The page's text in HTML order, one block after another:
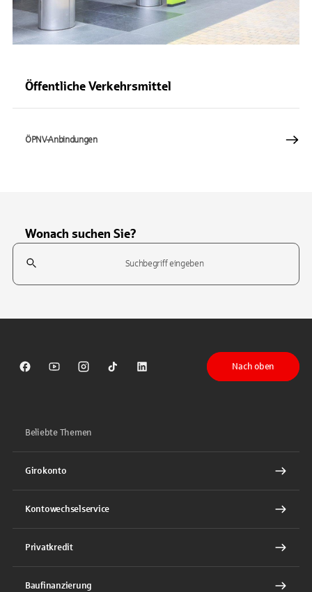
Öffentliche Verkehrsmittel
ÖPNV-Anbindungen
Wonach suchen Sie?
Suchfeld
Sparkasse auf Facebook
Sparkasse auf Youtube
Sparkasse auf Instagram
Sparkasse auf TikTok
Sparkasse auf LinkedIn
Nach oben
Beliebte Themen
Girokonto
Kontowechselservice
Privatkredit
Baufinanzierung